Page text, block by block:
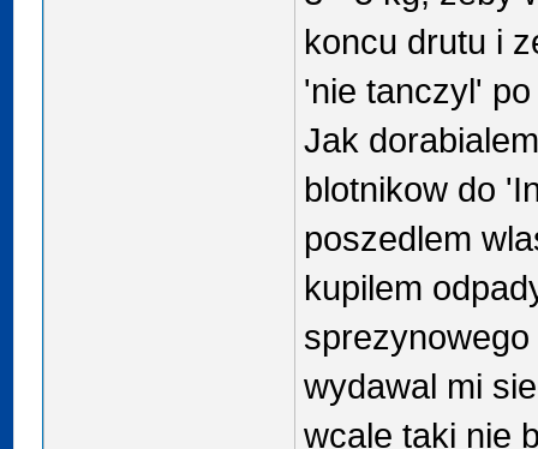
koncu drutu i
'nie tanczyl'
Jak
blotnikow do
poszedlem
kupilem
wydawal mi
wcale taki nie